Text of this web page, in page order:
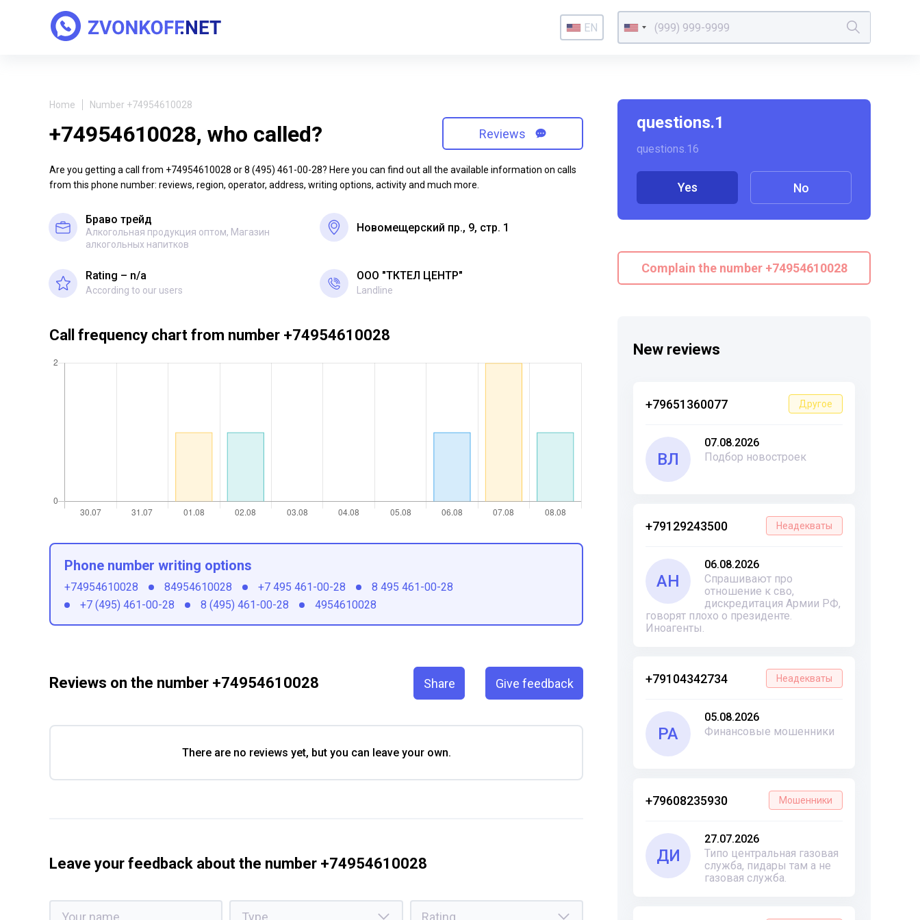
EN
Home Number +74954610028
+74954610028, who called? Reviews
Are you getting a call from +74954610028 or 8 (495) 461-00-28? Here you can find out all the available information on calls
from this phone number: reviews, region, operator, address, writing options, activity and much more.
Браво трейд
Алкогольная продукция оптом, Магазин
алкогольных напитков
Новомещерский пр., 9, стр. 1
Rating – n/a
According to our users
ООО "ТКТЕЛ ЦЕНТР"
Landline
questions.1
questions.16
Yes No
Complain the number +74954610028
New reviews
+79651360077 Другое
ВЛ
07.08.2026
Подбор новостроек
+79129243500 Неадекваты
АН
06.08.2026
Спрашивают про
отношение к сво,
дискредитация Армии РФ,
говорят плохо о президенте.
Иноагенты.
+79104342734 Неадекваты
РА
05.08.2026
Финансовые мошенники
+79608235930 Мошенники
ДИ
27.07.2026
Типо центральная газовая
служба, пидары там а не
газовая служба.
Call frequency chart from number +74954610028
Phone number writing options
+74954610028 84954610028 +7 495 461-00-28
8 495 461-00-28
+7 (495) 461-00-28
8 (495) 461-00-28 4954610028
Reviews on the number +74954610028 Share Give feedback
There are no reviews yet, but you can leave your own.
Leave your feedback about the number +74954610028